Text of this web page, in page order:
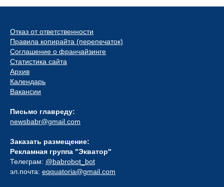
Отказ от ответственности
Правила копирайта (перепечаток)
Соглашение о франчайзинге
Статистика сайта
Архив
Календарь
Вакансии
Письмо главреду:
newsbabr@gmail.com
Заказать размещение:
Рекламная группа "Экватор"
Телеграм: @babrobot_bot
эл.почта: eqquatoria@gmail.com